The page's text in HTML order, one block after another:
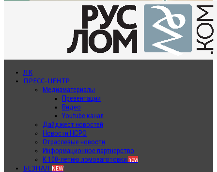
ЛК
ПРЕСС-ЦЕНТР
Медиаматериалы
Презентации
Видео
Youtube канал
Дайджест новостей
Новости НСРО
Отраслевые новости
Информационное партнерство
К 100-летию ломозаготовки new
БЕЗНАЛ NEW